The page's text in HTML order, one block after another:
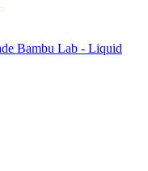
Bambu Lab - Liquid